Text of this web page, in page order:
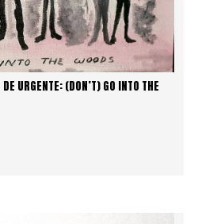
URGENTE: (DON’T) GO INTO THE